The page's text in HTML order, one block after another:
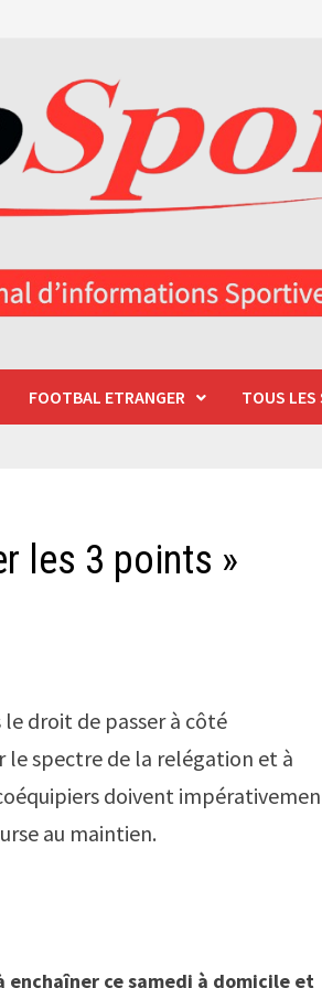
FOOTBAL ETRANGER TOUS LES
les 3 points »
le droit de passer à côté
le spectre de la relégation et à
doivent
au maintien.
enchaîner ce samedi à domicile et